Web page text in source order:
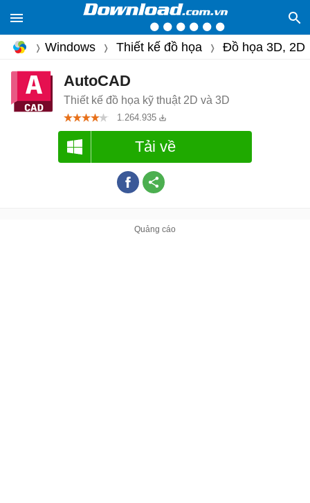
Windows Thiết kế đồ họa Đồ họa 3D, 2D
AutoCAD
Thiết kế đồ họa kỹ thuật 2D và 3D
1.264.935
Tải về